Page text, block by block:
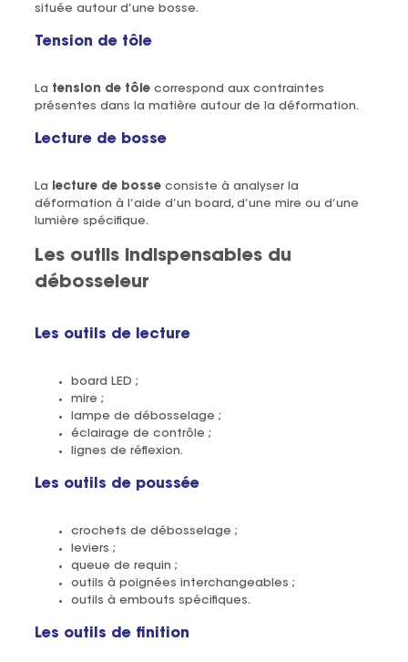
située autour d’une bosse.
Tension de tôle
La tension de tôlecorrespond aux contraintes
présentes dans la matière autour de la déformation.
Lecture de bosse
La lecture de bosseconsiste à analyser la
déformation à l’aide d’un board, d’une mire ou d’une
lumière spécifique.
Les outils indispensables du
débosseleur
Les outils de lecture
board LED ;
mire ;
lampe de débosselage ;
éclairage de contrôle ;
lignes de réflexion.
Les outils de poussée
crochets de débosselage ;
leviers ;
queue de requin ;
outils à poignées interchangeables ;
outils à embouts spécifiques.
Les outils de finition